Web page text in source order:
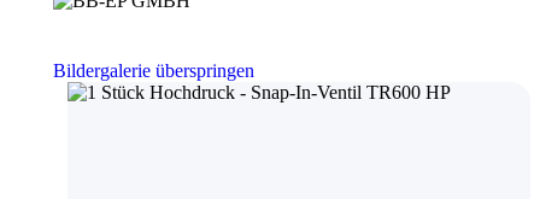
Bildergalerie überspringen